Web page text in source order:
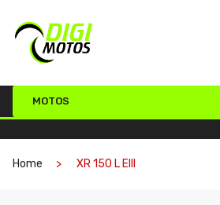
MOTOS
Home XR 150 L EIII